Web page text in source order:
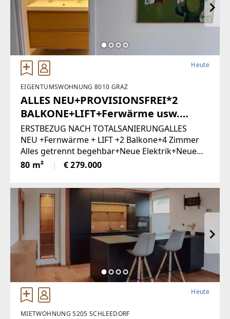
Heute
EIGENTUMSWOHNUNG 8010 GRAZ
ALLES NEU+PROVISIONSFREI*2
BALKONE+LIFT+Ferwärme usw.
(Provisionsfrei)
ERSTBEZUG NACH TOTALSANIERUNGALLES
NEU +Fernwärme + LIFT +2 Balkone+4 Zimmer
Alles getrennt begehbar+Neue Elektrik+Neue
Türen+Neues Bad+Neuer Parkett+Neue
80 m² € 279.000
Heute
MIETWOHNUNG 5205 SCHLEEDORF